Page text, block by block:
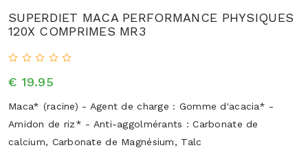
SUPERDIET MACA PERFORMANCE PHYSIQUES
120X COMPRIMES MR3
€ 19.95
Maca* (racine) - Agent de charge : Gomme d'acacia* -
Amidon de riz* - Anti-aggolmérants : Carbonate de
calcium, Carbonate de Magnésium, Talc